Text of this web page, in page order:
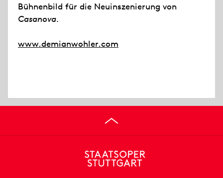
Bühnenbild für die Neuinszenierung von
Casanova.
www.demianwohler.com